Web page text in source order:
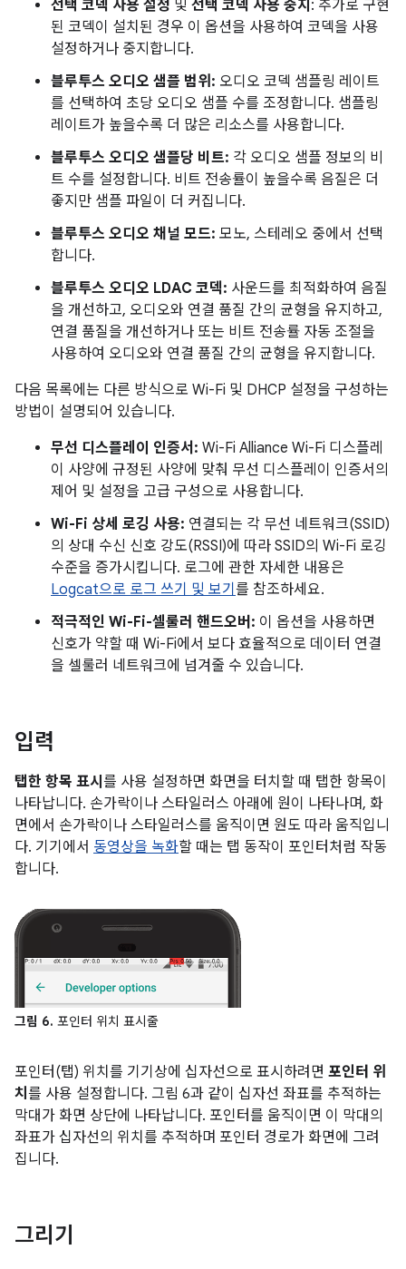
선택 코덱 사용 설정 및 선택 코덱 사용 중지 : 추가로 구현
된 코덱이 설치된 경우 이 옵션을 사용하여 코덱을 사용
설정하거나 중지합니다.
블루투스 오디오 샘플 범위: 오디오 코덱 샘플링 레이트
를 선택하여 초당 오디오 샘플 수를 조정합니다. 샘플링
레이트가 높을수록 더 많은 리소스를 사용합니다.
블루투스 오디오 샘플당 비트: 각 오디오 샘플 정보의 비
트 수를 설정합니다. 비트 전송률이 높을수록 음질은 더
좋지만 샘플 파일이 더 커집니다.
블루투스 오디오 채널 모드: 모노, 스테레오 중에서 선택
합니다.
블루투스 오디오 LDAC 코덱: 사운드를 최적화하여 음질
을 개선하고, 오디오와 연결 품질 간의 균형을 유지하고,
연결 품질을 개선하거나 또는 비트 전송률 자동 조절을
사용하여 오디오와 연결 품질 간의 균형을 유지합니다.
다음 목록에는 다른 방식으로 Wi-Fi 및 DHCP 설정을 구성하는
방법이 설명되어 있습니다.
무선 디스플레이 인증서: Wi-Fi Alliance Wi-Fi 디스플레
이 사양에 규정된 사양에 맞춰 무선 디스플레이 인증서의
제어 및 설정을 고급 구성으로 사용합니다.
Wi-Fi 상세 로깅 사용: 연결되는 각 무선 네트워크(SSID)
의 상대 수신 신호 강도(RSSI)에 따라 SSID의 Wi-Fi 로깅
수준을 증가시킵니다. 로그에 관한 자세한 내용은
Logcat으로 로그 쓰기 및 보기 를 참조하세요.
적극적인 Wi-Fi-셀룰러 핸드오버: 이 옵션을 사용하면
신호가 약할 때 Wi-Fi에서 보다 효율적으로 데이터 연결
을 셀룰러 네트워크에 넘겨줄 수 있습니다.
입력
탭한 항목 표시 를 사용 설정하면 화면을 터치할 때 탭한 항목이
나타납니다. 손가락이나 스타일러스 아래에 원이 나타나며, 화
면에서 손가락이나 스타일러스를 움직이면 원도 따라 움직입니
다. 기기에서 동영상을 녹화할 때는 탭 동작이 포인터처럼 작동
합니다.
그림 6. 포인터 위치 표시줄
포인터(탭) 위치를 기기상에 십자선으로 표시하려면 포인터 위
치 를 사용 설정합니다. 그림 6과 같이 십자선 좌표를 추적하는
막대가 화면 상단에 나타납니다. 포인터를 움직이면 이 막대의
좌표가 십자선의 위치를 추적하며 포인터 경로가 화면에 그려
집니다.
그리기